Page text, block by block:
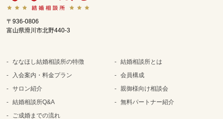
〒936-0806
富山県滑川市北野440-3
ななほし結婚相談所の特徴
入会案内・料金プラン
サロン紹介
結婚相談所Q&A
ご成婚までの流れ
結婚相談所とは
会員構成
親御様向け相談会
無料パートナー紹介